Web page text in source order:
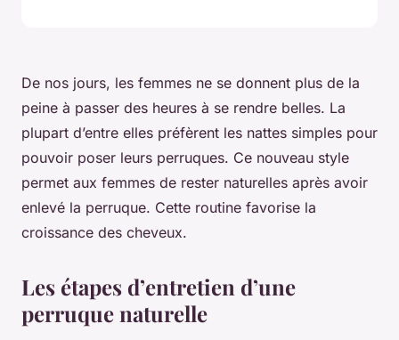
De nos jours, les femmes ne se donnent plus de la
peine à passer des heures à se rendre belles. La
plupart d’entre elles préfèrent les nattes simples pour
pouvoir poser leurs perruques. Ce nouveau style
permet aux femmes de rester naturelles après avoir
enlevé la perruque. Cette routine favorise la
croissance des cheveux.
Les étapes d’entretien d’une
perruque naturelle